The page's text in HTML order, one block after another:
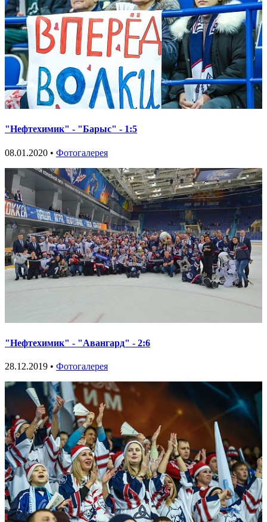
"Нефтехимик" - "Барыс" - 1:5
08.01.2020 • Фотогалерея
"Нефтехимик" - "Авангард" - 2:6
28.12.2019 • Фотогалерея